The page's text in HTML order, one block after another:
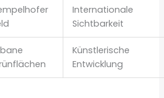
Internationale
Sichtbarkeit
Künstlerische
Entwicklung